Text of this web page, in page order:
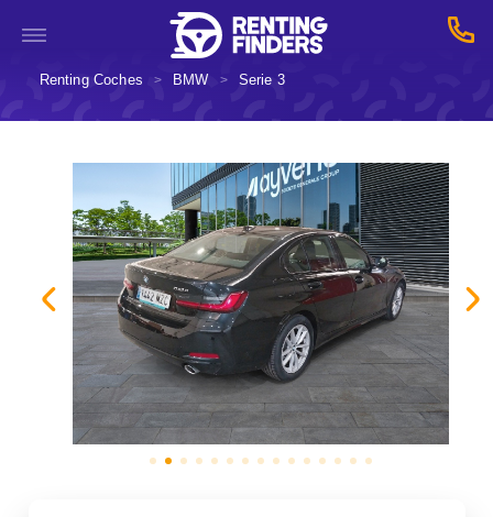
Renting Coches > BMW > Serie 3